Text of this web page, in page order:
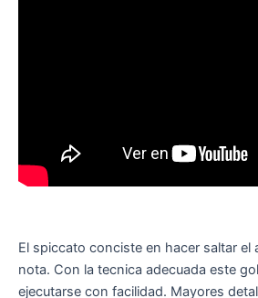
El spiccato conciste en hacer saltar el
nota. Con la tecnica adecuada este
ejecutarse con facilidad. Mayores